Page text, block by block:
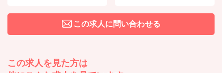
この求人に問い合わせる
この求人を見た方は